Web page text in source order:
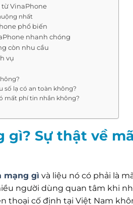
từ VinaPhone
nhất
phổ biến
nhanh chóng
còn nhu cầu
vụ
số lạ có an toàn không?
mất phí tin nhắn không?
gì? Sự thật về
mạng gì và liệu nó có phải là
người dùng quan tâm khi
thoại cố định tại Việt Nam